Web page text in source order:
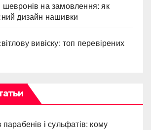
шевронів на замовлення: як
дизайн нашивки
вивіску: топ перевірених
парабенів і сульфатів: кому